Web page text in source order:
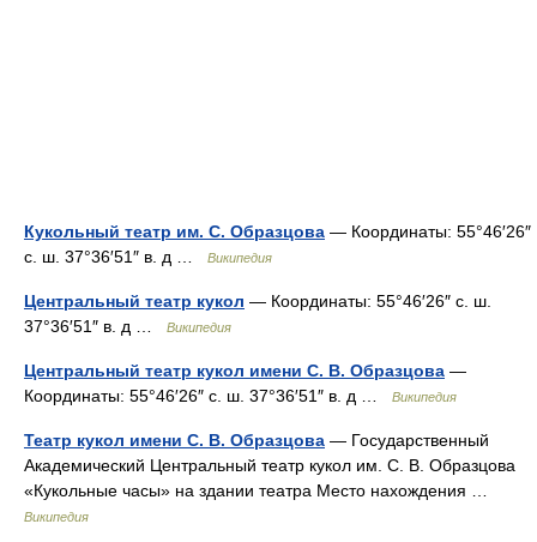
Кукольный театр им. С. Образцова — Координаты: 55°46′26″
с. ш. 37°36′51″ в. д …
Википедия
Центральный театр кукол — Координаты: 55°46′26″ с. ш.
37°36′51″ в. д …
Википедия
Центральный театр кукол имени С. В. Образцова —
Координаты: 55°46′26″ с. ш. 37°36′51″ в. д …
Википедия
Театр кукол имени С. В. Образцова — Государственный
Академический Центральный театр кукол им. С. В. Образцова
«Кукольные часы» на здании театра Место нахождения …
Википедия